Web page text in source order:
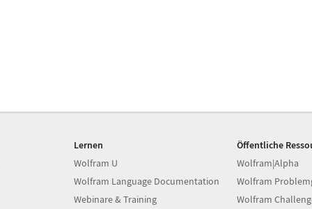
Lernen
Wolfram U
Wolfram Language Documentation
Webinare & Training
Öffentliche
Wolfram|Alpha
Wolfram
Wolfram